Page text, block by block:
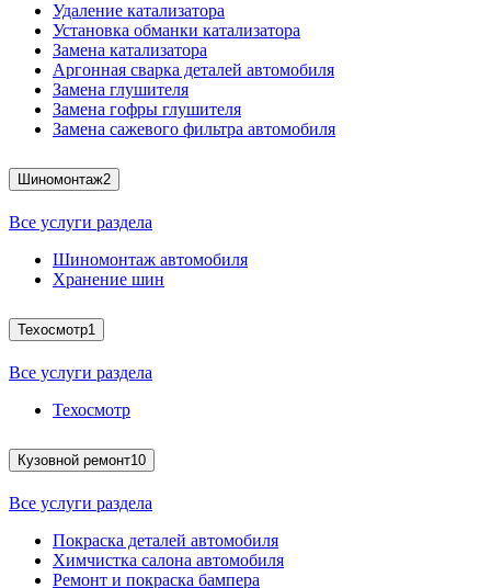
Удаление катализатора
Установка обманки катализатора
Замена катализатора
Аргонная сварка деталей автомобиля
Замена глушителя
Замена гофры глушителя
Замена сажевого фильтра автомобиля
Шиномонтаж2
Все услуги раздела
Шиномонтаж автомобиля
Хранение шин
Техосмотр1
Все услуги раздела
Техосмотр
Кузовной ремонт10
Все услуги раздела
Покраска деталей автомобиля
Химчистка салона автомобиля
Ремонт и покраска бампера